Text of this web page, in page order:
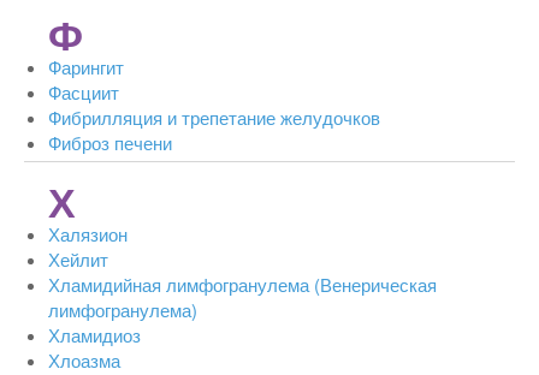
Ф
Фарингит
Фасциит
Фибрилляция и трепетание желудочков
Фиброз печени
Х
Халязион
Хейлит
Хламидийная лимфогранулема (Венерическая
лимфогранулема)
Хламидиоз
Хлоазма